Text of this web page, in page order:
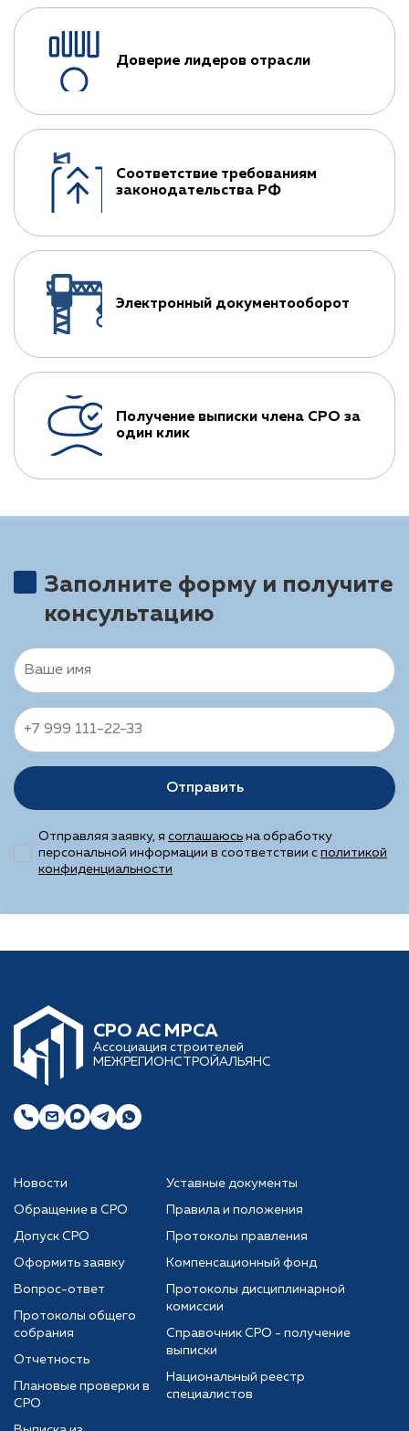
Доверие лидеров отрасли
Соответствие требованиям
законодательства РФ
Электронный документооборот
Получение выписки члена СРО за
один клик
Заполните форму и получите
консультацию
Отправить
Отправляя заявку, я соглашаюсь на обработку
персональной информации в соответствии с политикой
конфиденциальности
CРО АС МРСА
Ассоциация строителей
МЕЖРЕГИОНСТРОЙАЛЬЯНС
Новости
Обращение в СРО
Допуск СРО
Оформить заявку
Вопрос-ответ
Уставные документы
Правила и положения
Протоколы правления
Компенсационный фонд
Протоколы дисциплинарной
комиссии
Протоколы общего
собрания
Отчетность
Плановые проверки в
СРО
Справочник СРО - получение
выписки
Национальный реестр
специалистов